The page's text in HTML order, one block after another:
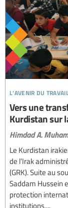
l’avenir du
Vers une
Kurdistan sur
Himdad A.
Le Kurdistan
de l’Irak
(GRK). Suite au
Saddam Hussein
protection
institutions,...